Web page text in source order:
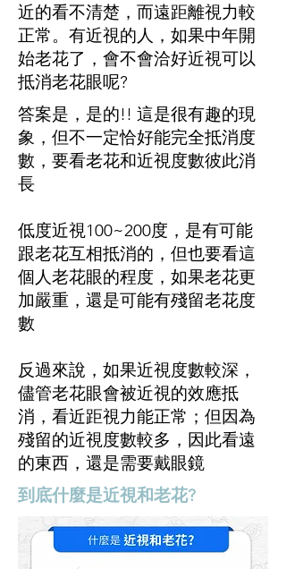
近的看不清楚，而遠距離視力較
正常。有近視的人，如果中年開
始老花了，會不會洽好近視可以
抵消老花眼呢?
答案是，是的!! 這是很有趣的現
象，但不一定恰好能完全抵消度
數，要看老花和近視度數彼此消
長
低度近視100~200度，是有可能
跟老花互相抵消的，但也要看這
個人老花眼的程度，如果老花更
加嚴重，還是可能有殘留老花度
數
反過來說，如果近視度數較深，
儘管老花眼會被近視的效應抵
消，看近距視力能正常；但因為
殘留的近視度數較多，因此看遠
的東西，還是需要戴眼鏡
到底什麼是近視和老花?